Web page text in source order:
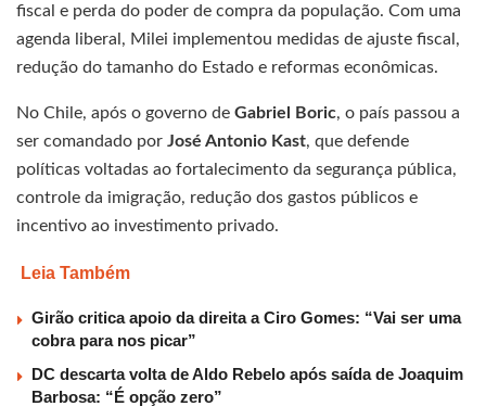
fiscal e perda do poder de compra da população. Com uma
agenda liberal, Milei implementou medidas de ajuste fiscal,
redução do tamanho do Estado e reformas econômicas.
No Chile, após o governo de Gabriel Boric, o país passou a
ser comandado por José Antonio Kast, que defende
políticas voltadas ao fortalecimento da segurança pública,
controle da imigração, redução dos gastos públicos e
incentivo ao investimento privado.
Leia Também
Girão critica apoio da direita a Ciro Gomes: “Vai ser uma
cobra para nos picar”
DC descarta volta de Aldo Rebelo após saída de Joaquim
Barbosa: “É opção zero”